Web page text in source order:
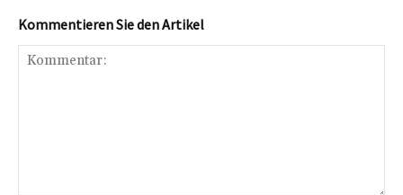
Kommentieren Sie den Artikel